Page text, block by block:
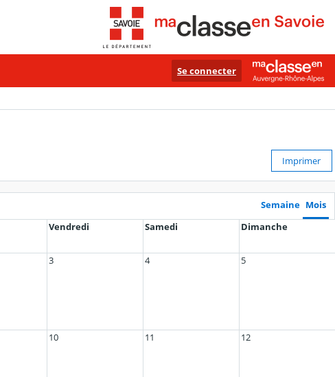
Se connecter
Imprimer
Semaine Mois
Vendredi Samedi Dimanche
3 4 5
10 11 12